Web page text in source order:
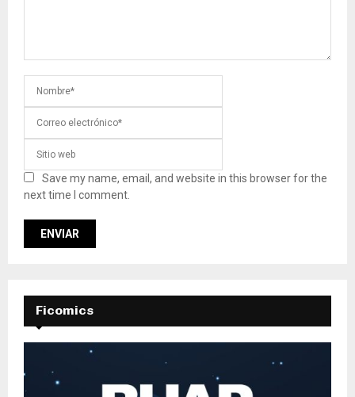
Save my name, email, and website in this browser for the
next time I comment.
Ficomics